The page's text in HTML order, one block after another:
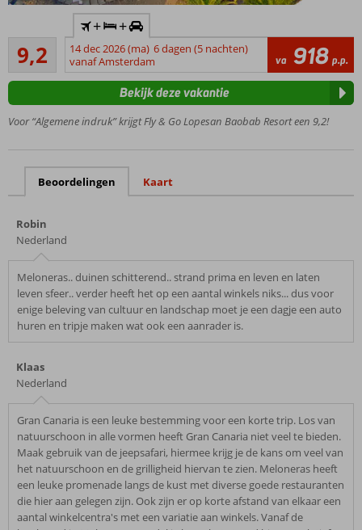
Geheel in
Afrikaanse
stijl
5 zwembaden en 2
kinderzwembaden
en
Volpension
ook
UNIQUE
by
Lopesan:
ultieme
vakantie
ervaring
9,2Uitstekend
425
beoordelingen
+ +
14 dec 2026 (ma) 6 dagen (5 nachten)
vanaf Amsterdam
va 918 p.p.
Voor “Algemene indruk” krijgt Fly & Go Lopesan Baobab Resort een 9,2!
Bekijk deze vakantie
Beoordelingen Kaart
Robin
Nederland
Meloneras.. duinen schitterend.. strand prima en leven en laten
leven sfeer.. verder heeft het op een aantal winkels niks... dus voor
enige beleving van cultuur en landschap moet je een dagje een auto
huren en tripje maken wat ook een aanrader is.
Klaas
Nederland
Gran Canaria is een leuke bestemming voor een korte trip. Los van
natuurschoon in alle vormen heeft Gran Canaria niet veel te bieden.
Maak gebruik van de jeepsafari, hiermee krijg je de kans om veel van
het natuurschoon en de grilligheid hiervan te zien. Meloneras heeft
een leuke promenade langs de kust met diverse goede restauranten
die hier aan gelegen zijn. Ook zijn er op korte afstand van elkaar een
aantal winkelcentra's met een variatie aan winkels. Vanaf de